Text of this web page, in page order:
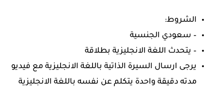
الشروط:
– سعودي الجنسية
– يتحدث اللغة الانجليزية بطلاقة
يرجى ارسال السيرة الذاتية باللغة الانجليزية مع فيديو
مدته دقيقة واحدة يتكلم عن نفسه باللغة الانجليزية